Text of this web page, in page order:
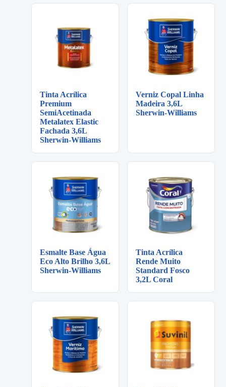
Tinta Acrílica
Premium
SemiAcetinada
Metalatex Elastic
Fachada 3,6L
Sherwin-Williams
Verniz Copal Linha
Madeira 3,6L
Sherwin-Williams
Esmalte Base Água
Eco Alto Brilho 3,6L
Sherwin-Williams
Tinta Acrílica
Rende Muito
Standard Fosco
3,2L Coral